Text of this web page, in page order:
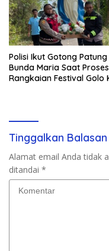
Polisi Ikut Gotong Patung
Bunda Maria Saat
Rangkaian Festival Golo
Tinggalkan Balasan
Alamat email Anda tidak
ditandai *